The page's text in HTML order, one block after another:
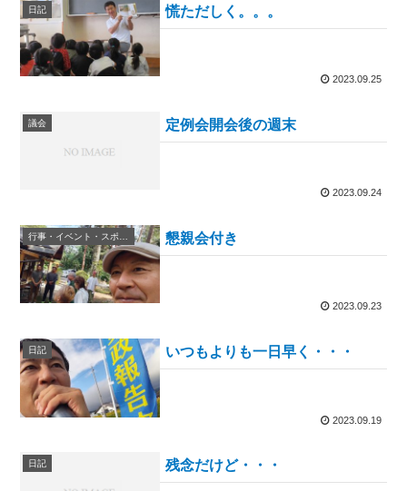
日記 慌ただしく。。。
2023.09.25
議会 定例会開会後の週末
2023.09.24
懇親会付き
2023.09.23
日記 いつもよりも一日早く・・・
2023.09.19
日記 残念だけど・・・